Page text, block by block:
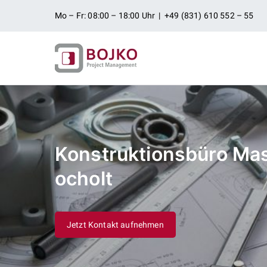
Mo – Fr: 08:00 – 18:00 Uhr | +49 (831) 610 552 – 55
Konstruktionsbüro
ocholt
Jetzt Kontakt aufnehmen